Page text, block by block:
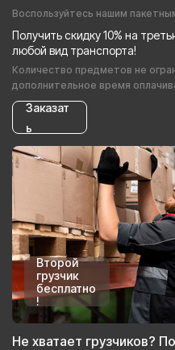
Воспользуйтесь нашим
Получить скидку 10% на
любой вид транспорта!
Количество предметов не
дополнительное время
Заказат
ь
Второй
грузчик
бесплатно
!
Не хватает грузчиков?